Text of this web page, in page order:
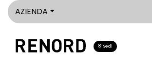
AZIENDA
Sedi